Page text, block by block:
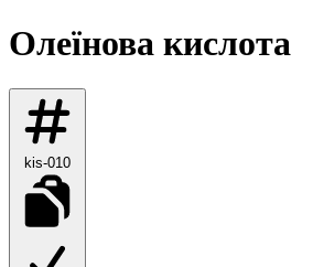
Олеїнова кислота
kis-010